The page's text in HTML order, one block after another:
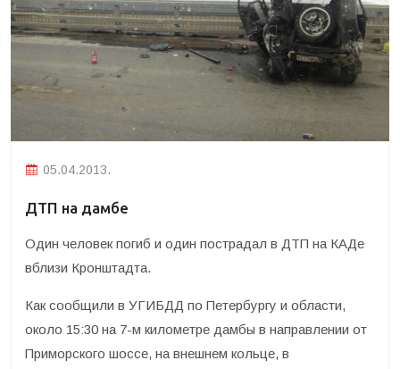
05.04.2013.
ДТП на дамбе
Один человек погиб и один пострадал в ДТП на КАДе
вблизи Кронштадта.
Как сообщили в УГИБДД по Петербургу и области,
около 15:30 на 7-м километре дамбы в направлении от
Приморского шоссе, на внешнем кольце, в